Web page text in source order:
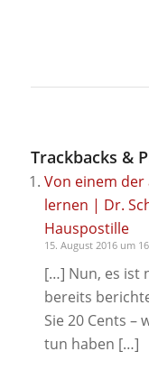
Trackbacks &
Von einem der
lernen | Dr.
Hauspostille
15. August 2016 um
[…] Nun, es ist
bereits
Sie 20 Cents –
tun haben […]